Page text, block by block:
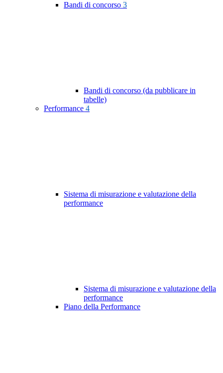
Bandi di concorso 3
Bandi di concorso (da pubblicare in
tabelle)
Performance 4
Sistema di misurazione e valutazione della
performance
Sistema di misurazione e valutazione della
performance
Piano della Performance